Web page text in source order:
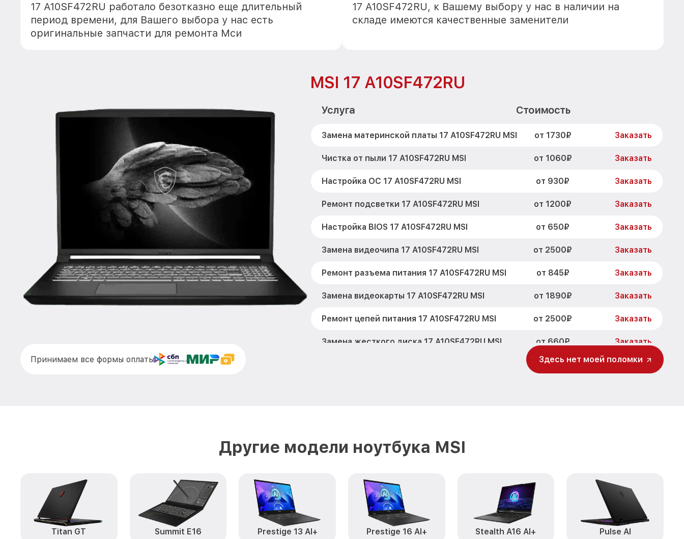
17 A10SF472RU работало безотказно еще длительный
период времени, для Вашего выбора у нас есть
оригинальные запчасти для ремонта Мси
17 A10SF472RU, к Вашему выбору у нас в наличии на
складе имеются качественные заменители
MSI 17 A10SF472RU
Услуга Стоимость
Замена материнской платы 17 A10SF472RU MSI от 1730₽ Заказать
Чистка от пыли 17 A10SF472RU MSI от 1060₽ Заказать
Настройка ОС 17 A10SF472RU MSI от 930₽ Заказать
Ремонт подсветки 17 A10SF472RU MSI от 1200₽ Заказать
Настройка BIOS 17 A10SF472RU MSI от 650₽ Заказать
Замена видеочипа 17 A10SF472RU MSI от 2500₽ Заказать
Ремонт разъема питания 17 A10SF472RU MSI от 845₽ Заказать
Замена видеокарты 17 A10SF472RU MSI от 1890₽ Заказать
Ремонт цепей питания 17 A10SF472RU MSI от 2500₽ Заказать
Замена жесткого диска 17 A10SF472RU MSI от 660₽ Заказать
от 725₽ Заказать
Замена тачпада 17 A10SF472RU MSI
Замена клавиатуры 17 A10SF472RU MSI
Замена USB порта 17 A10SF472RU MSI Заказать
Замена звуковой карты 17 A10SF472RU MSI Заказать
Принимаем все формы оплаты Здесь нет моей поломки
Другие модели ноутбука MSI
Titan GT Summit E16 Prestige 13 AI+ Prestige 16 AI+ Stealth A16 AI+ Pulse AI